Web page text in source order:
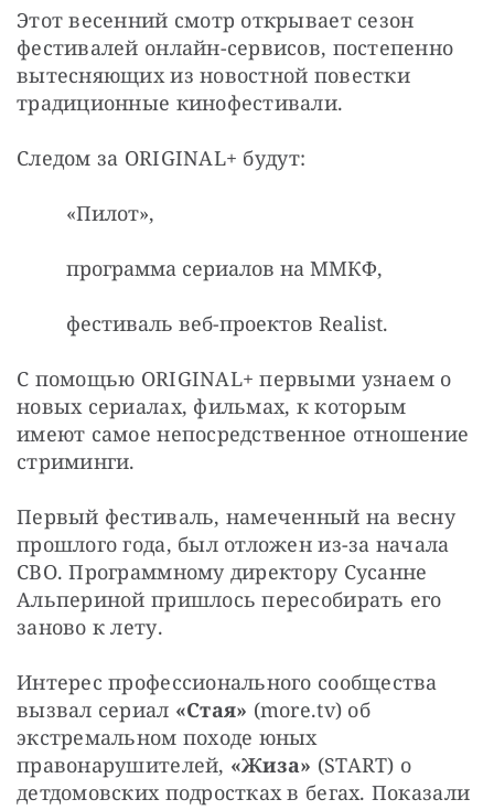
Этот весенний смотр открывает сезон
фестивалей онлайн-сервисов, постепенно
вытесняющих из новостной повестки
традиционные кинофестивали.
Следом за ORIGINAL+ будут:
«Пилот»,
программа сериалов на ММКФ,
фестиваль веб-проектов Realist.
С помощью ORIGINAL+ первыми узнаем о
новых сериалах, фильмах, к которым
имеют самое непосредственное отношение
стриминги.
Первый фестиваль, намеченный на весну
прошлого года, был отложен из-за начала
СВО. Программному директору Сусанне
Альпериной пришлось пересобирать его
заново к лету.
Интерес профессионального сообщества
вызвал сериал «Стая» (more.tv) об
экстремальном походе юных
правонарушителей, «Жиза» (START) о
детдомовских подростках в бегах. Показали